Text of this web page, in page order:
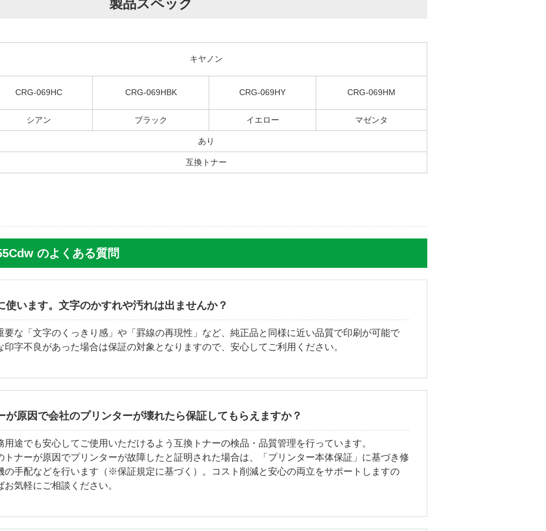
製品スペック
キヤノン
CRG-069HC CRG-069HBK CRG-069HY CRG-069HM
シアン ブラック イエロー マゼンタ
あり
互換トナー
のよくある質問
使います。文字のかすれや汚れは出ませんか？
要な「文字のくっきり感」や「罫線の再現性」など、純正品と同様に近い品質で印刷が可能で
字不良があった場合は保証の対象となりますので、安心してご利用ください。
が原因で会社のプリンターが壊れたら保証してもらえますか？
用途でも安心してご使用いただけるよう互換トナーの検品・品質管理を行っています。
トナーが原因でプリンターが故障したと証明された場合は、「プリンター本体保証」に基づき修
の手配などを行います（※保証規定に基づく）。コスト削減と安心の両立をサポートしますの
気軽にご相談ください。